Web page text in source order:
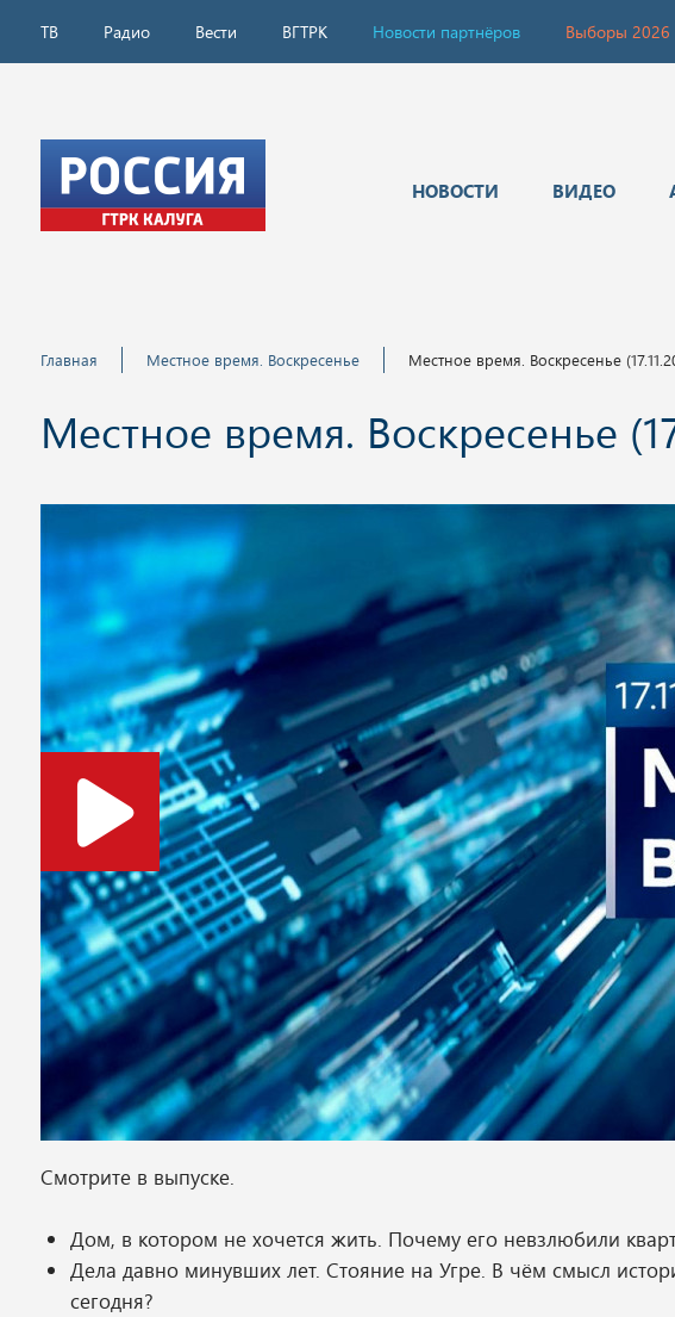
ТВ Радио Вести ВГТРК Новости партнёров Выборы 2026
НОВОСТИ ВИДЕО
Главная Местное время. Воскресенье Местное время. Воскресенье
Местное время. Воскресенье
Смотрите в выпуске.
Дом, в котором не хочется жить. Почему его невзлюбили
Дела давно минувших лет. Стояние на Угре. В чём смысл
сегодня?